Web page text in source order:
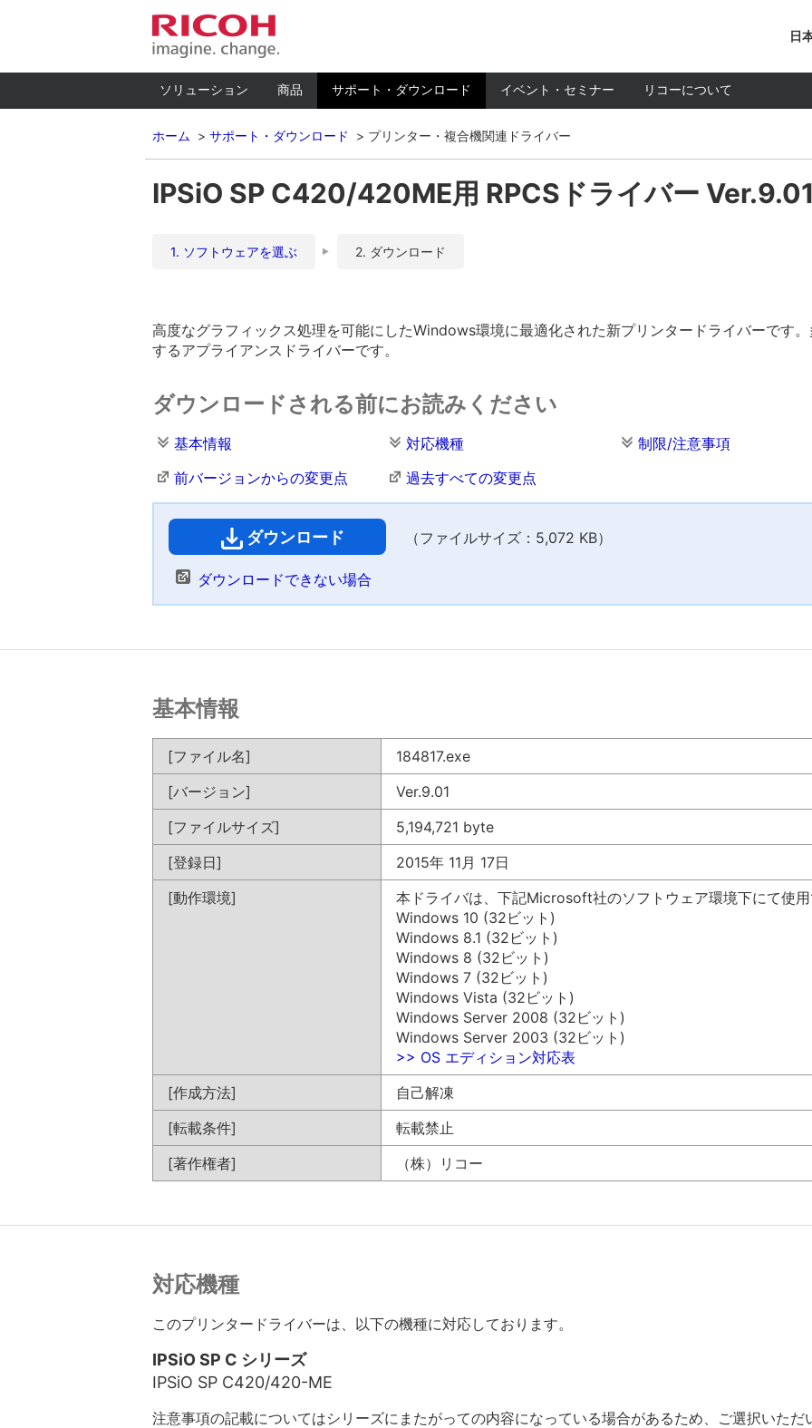
日
ソリューション 商品 サポート・ダウンロード イベント・セミナー リコーについて
ホーム サポート・ダウンロード プリンター・複合機関連ドライバー
IPSiO SP C420/420ME用 RPCSドライバー Ver.9.01
1. ソフトウェアを選ぶ 2. ダウンロード
高度なグラフィックス処理を可能にしたWindows環境に最適化された新プリンタードライバーです
するアプライアンスドライバーです。
ダウンロードされる前にお読みください
基本情報 対応機種 制限/注意事項
前バージョンからの変更点
過去すべての変更点
ダウンロード （ファイルサイズ：5,072 KB）
ダウンロードできない場合
基本情報
[ファイル名]
184817.exe
[バージョン]
Ver.9.01
[ファイルサイズ]
5,194,721 byte
[登録日]
2015年 11月 17日
[動作環境]
本ドライバは、下記Microsoft社のソフトウェア環境下にて使用
Windows 10 (32ビット)
Windows 8.1 (32ビット)
Windows 8 (32ビット)
Windows 7 (32ビット)
Windows Vista (32ビット)
Windows Server 2008 (32ビット)
Windows Server 2003 (32ビット)
>> OS エディション対応表
[作成方法]
自己解凍
[転載条件]
転載禁止
[著作権者]
（株）リコー
対応機種
このプリンタードライバーは、以下の機種に対応しております。
IPSiO SP C シリーズ
IPSiO SP C420/420-ME
注意事項の記載についてはシリーズにまたがっての内容になっている場合があるため、ご選択いた